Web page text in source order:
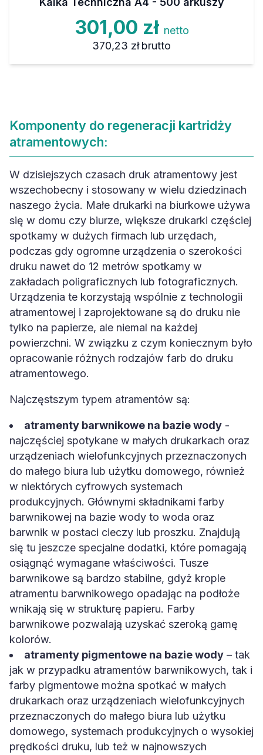
301,00 zł netto
370,23 zł brutto
Komponenty do regeneracji kartridży
atramentowych:
W dzisiejszych czasach druk atramentowy jest
wszechobecny i stosowany w wielu dziedzinach
naszego życia. Małe drukarki na biurkowe używa
się w domu czy biurze, większe drukarki częściej
spotkamy w dużych firmach lub urzędach,
podczas gdy ogromne urządzenia o szerokości
druku nawet do 12 metrów spotkamy w
zakładach poligraficznych lub fotograficznych.
Urządzenia te korzystają wspólnie z technologii
atramentowej i zaprojektowane są do druku nie
tylko na papierze, ale niemal na każdej
powierzchni. W związku z czym koniecznym było
opracowanie różnych rodzajów farb do druku
atramentowego.
Najczęstszym typem atramentów są:
atramenty barwnikowe na bazie wody -
najczęściej spotykane w małych drukarkach oraz
urządzeniach wielofunkcyjnych przeznaczonych
do małego biura lub użytku domowego, również
w niektórych cyfrowych systemach
produkcyjnych. Głównymi składnikami farby
barwnikowej na bazie wody to woda oraz
barwnik w postaci cieczy lub proszku. Znajdują
się tu jeszcze specjalne dodatki, które pomagają
osiągnąć wymagane właściwości. Tusze
barwnikowe są bardzo stabilne, gdyż krople
atramentu barwnikowego opadając na podłoże
wnikają się w strukturę papieru. Farby
barwnikowe pozwalają uzyskać szeroką gamę
kolorów.
atramenty pigmentowe na bazie wody – tak
jak w przypadku atramentów barwnikowych, tak i
farby pigmentowe można spotkać w małych
drukarkach oraz urządzeniach wielofunkcyjnych
przeznaczonych do małego biura lub użytku
domowego, systemach produkcyjnych o wysokiej
prędkości druku, lub też w najnowszych